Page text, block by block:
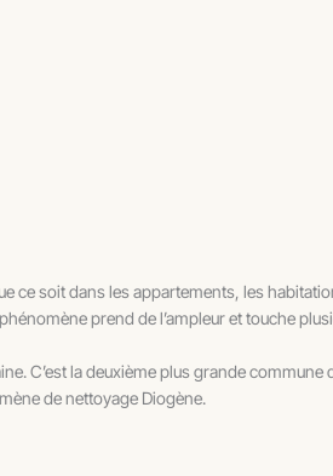
soit dans les appartements, les
prend de l’ampleur et touche
C’est la deuxième plus grande
de nettoyage Diogène.